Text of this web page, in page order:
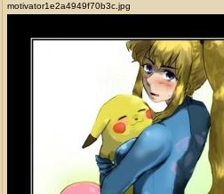
motivator1e2a4949f70b3c.jpg